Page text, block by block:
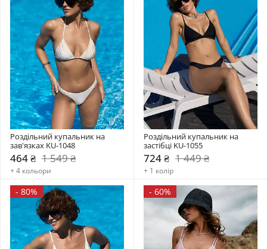
Роздільний купальник на
зав'язках KU-1048
464 ₴ 1 549 ₴
+ 4 кольори
Роздільний купальник на
застібці KU-1055
724 ₴ 1 449 ₴
+ 1 колір
- 80% - 60%